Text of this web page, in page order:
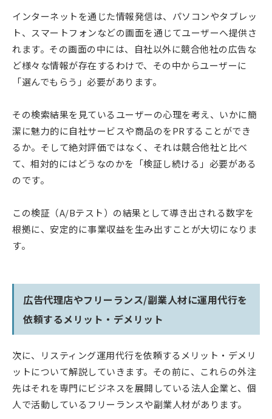
インターネットを通じた情報発信は、パソコンやタブレッ
ト、スマートフォンなどの画面を通じてユーザーへ提供さ
れます。その画面の中には、自社以外に競合他社の広告な
ど様々な情報が存在するわけで、その中からユーザーに
「選んでもらう」必要があります。
その検索結果を見ているユーザーの心理を考え、いかに簡
潔に魅力的に自社サービスや商品のをPRすることができ
るか。そして絶対評価ではなく、それは競合他社と比べ
て、相対的にはどうなのかを「検証し続ける」必要がある
のです。
この検証（A/Bテスト）の結果として導き出される数字を
根拠に、安定的に事業収益を生み出すことが大切になりま
す。
広告代理店やフリーランス/副業人材に運用代行を
依頼するメリット・デメリット
次に、リスティング運用代行を依頼するメリット・デメリ
ットについて解説していきます。その前に、これらの外注
先はそれを専門にビジネスを展開している法人企業と、個
人で活動しているフリーランスや副業人材があります。